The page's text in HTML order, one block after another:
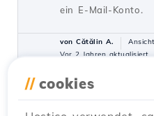
ein E-Mail-Konto.
von Cătălin A.
Vor 2 Jahren aktualisiert
// cookies